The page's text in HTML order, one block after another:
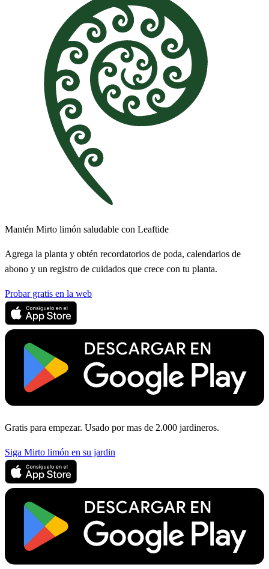
Mantén Mirto limón saludable con Leaftide
Agrega la planta y obtén recordatorios de poda, calendarios de
abono y un registro de cuidados que crece con tu planta.
Probar gratis en la web
Gratis para empezar. Usado por mas de 2.000 jardineros.
Siga Mirto limón en su jardin